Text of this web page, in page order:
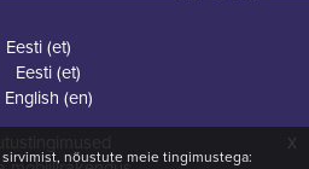
nõustute meie tingimustega:
x
Eesti ‎(et)‎
Eesti ‎(et)‎
English ‎(en)‎